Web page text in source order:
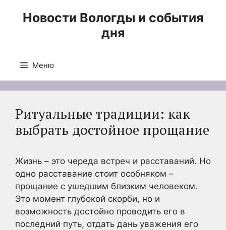
Новости Вологды и события
дня
Меню
Ритуальные традиции: как
выбрать достойное прощание
Жизнь – это череда встреч и расставаний. Но
одно расставание стоит особняком –
прощание с ушедшим близким человеком.
Это момент глубокой скорби, но и
возможность достойно проводить его в
последний путь, отдать дань уважения его